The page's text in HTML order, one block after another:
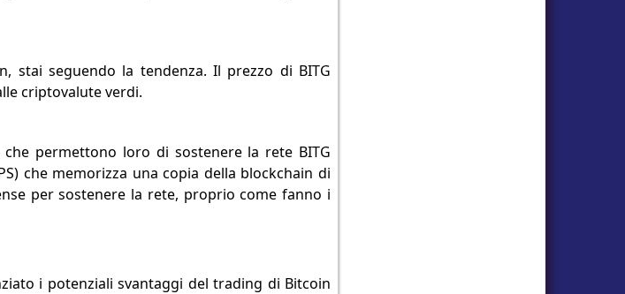
stai seguendo la tendenza. Il prezzo di BITG
criptovalute verdi.
permettono loro di sostenere la rete BITG
che memorizza una copia della blockchain di
per sostenere la rete, proprio come fanno i
i potenziali svantaggi del trading di Bitcoin